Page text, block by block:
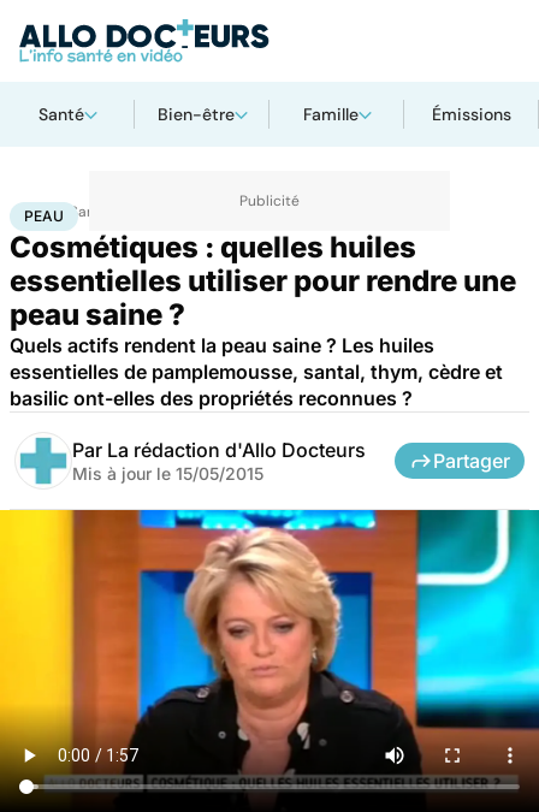
Santé Bien-être Famille Émissions
Accueil Santé
PEAU
Cosmétiques : quelles huiles
essentielles utiliser pour rendre une
peau saine ?
Quels actifs rendent la peau saine ? Les huiles
essentielles de pamplemousse, santal, thym, cèdre et
basilic ont-elles des propriétés reconnues ?
Par La rédaction d'Allo Docteurs
Mis à jour le 15/05/2015
Partager